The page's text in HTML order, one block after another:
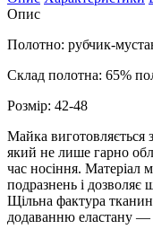
Опис
Полотно: рубчик-
Склад полотна: 65%
Розмір: 42-48
Майка виготовляється з
який не лише гарно
час носіння. Матеріал
подразнень і дозволяє
Щільна фактура
додаванню еластану —